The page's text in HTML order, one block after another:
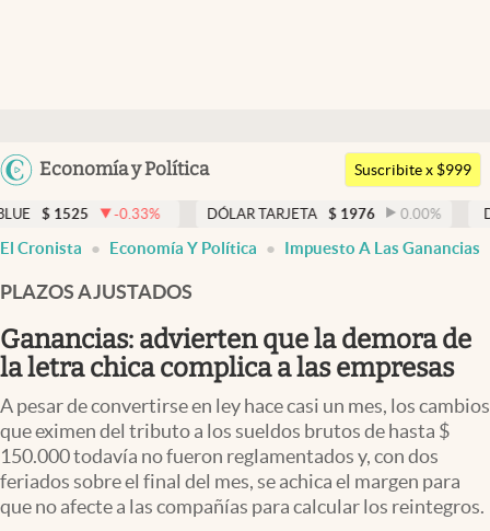
Argentina
Uruguay
Economía y Política
Members
Economía y Política
Finanzas y Mercados
Mercados Online
Negocios
Columnistas
Apertura
Infotechnology
Suscribite x $999
-0.33% DÓLAR TARJETA $ 1976 0.00% DÓLAR MEP
El Cronista Economía Y Política Impuesto A Las Ganancias
PLAZOS AJUSTADOS
Ganancias: advierten que la demora de
la letra chica complica a las empresas
A pesar de convertirse en ley hace casi un mes, los cambios
que eximen del tributo a los sueldos brutos de hasta $
150.000 todavía no fueron reglamentados y, con dos
feriados sobre el final del mes, se achica el margen para
que no afecte a las compañías para calcular los reintegros.